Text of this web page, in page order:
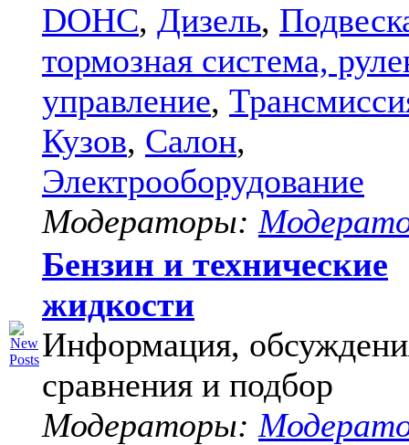
DOHC, Дизель,
тормозная система,
управление,
Кузов, Салон,
Электрооборудование
Модераторы:
Бензин и технические
жидкости
Информация,
сравнения и подбор
Модераторы: